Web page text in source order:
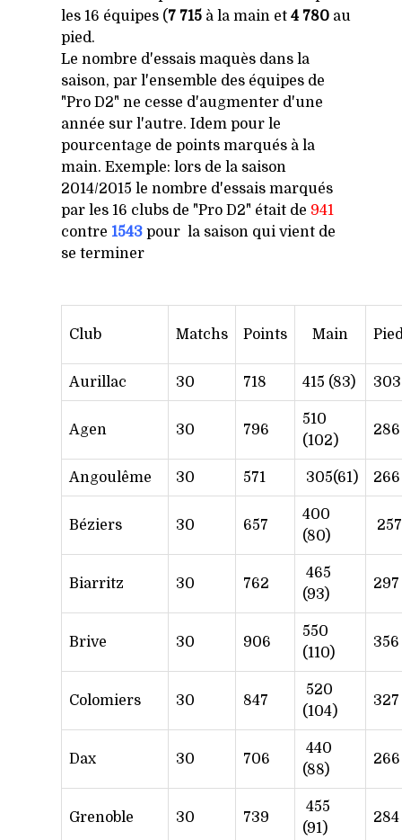
les 16 équipes (7 715 à la main et 4 780 au
pied.
Le nombre d'essais maquès dans la
saison, par l'ensemble des équipes de
"Pro D2" ne cesse d'augmenter d'une
année sur l'autre. Idem pour le
pourcentage de points marqués à la
main. Exemple: lors de la saison
2014/2015 le nombre d'essais marqués
par les 16 clubs de "Pro D2" était de 941
contre 1543 pour la saison qui vient de
se terminer
Club Matchs Points Main
Aurillac 30 718 415 (83) 303
Agen 30 796
510
(102)
286
Angoulême 30 571 305(61) 266
Béziers 30 657
400
(80)
257
Biarritz 30 762
465
(93)
297
Brive 30 906
550
(110)
356
Colomiers 30 847
520
(104)
327
Dax 30 706
440
(88)
266
Grenoble 30 739
455
(91)
284